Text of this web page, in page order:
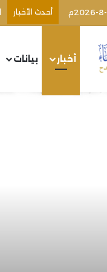
أحدث الأخبار
أخبار بيانات